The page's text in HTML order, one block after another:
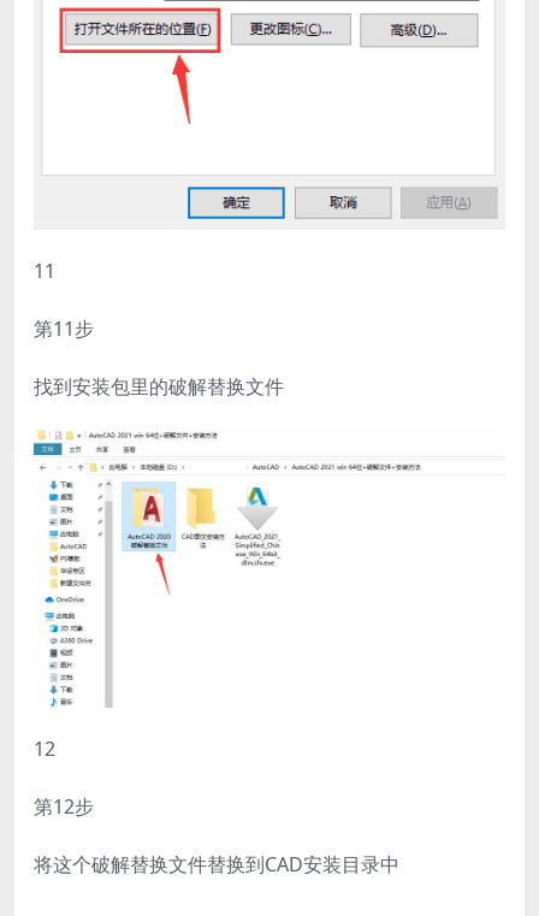
11
第11步
找到安装包里的破解替换文件
12
第12步
将这个破解替换文件替换到CAD安装目录中